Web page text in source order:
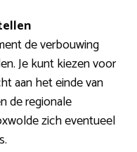
de verbouwing
Je kunt kiezen voor
aan het einde van
de regionale
zich eventueel